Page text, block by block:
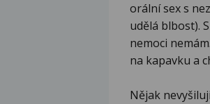
orální sex s
udělá blbost).
nemoci
na kapavku a
Nějak